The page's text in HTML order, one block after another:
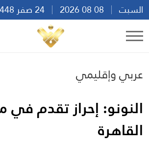
السبت
14:03
عربي وإقليمي
النونو: إحراز تقدم في
القاهرة